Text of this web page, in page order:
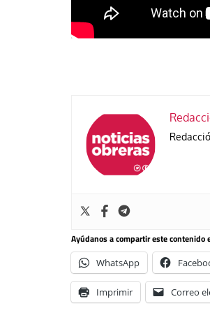
Ayúdanos a compartir este contenido
WhatsApp
Imprimir Correo